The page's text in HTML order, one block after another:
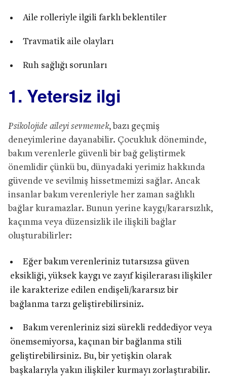
Aile rolleriyle ilgili farklı beklentiler
Travmatik aile olayları
Ruh sağlığı sorunları
1. Yetersiz ilgi
Psikolojide aileyi sevmemek, bazı geçmiş
deneyimlerine dayanabilir. Çocukluk döneminde,
bakım verenlerle güvenli bir bağ geliştirmek
önemlidir çünkü bu, dünyadaki yerimiz hakkında
güvende ve sevilmiş hissetmemizi sağlar. Ancak
insanlar bakım verenleriyle her zaman sağlıklı
bağlar kuramazlar. Bunun yerine kaygı/kararsızlık,
kaçınma veya düzensizlik ile ilişkili bağlar
oluşturabilirler:
Eğer bakım verenleriniz tutarsızsa güven
eksikliği, yüksek kaygı ve zayıf kişilerarası ilişkiler
ile karakterize edilen endişeli/kararsız bir
bağlanma tarzı geliştirebilirsiniz.
Bakım verenleriniz sizi sürekli reddediyor veya
önemsemiyorsa, kaçınan bir bağlanma stili
geliştirebilirsiniz. Bu, bir yetişkin olarak
başkalarıyla yakın ilişkiler kurmayı zorlaştırabilir.